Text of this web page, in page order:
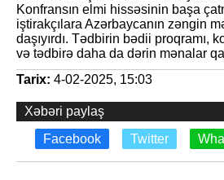
Konfransın elmi hissəsinin başa
iştirakçılara Azərbaycanın zəngin
daşıyırdı. Tədbirin bədii proqramı,
və tədbirə daha da dərin mənalar
Tarix: 4-02-2025, 15:03
Xəbəri paylaş
Facebook
Twitter